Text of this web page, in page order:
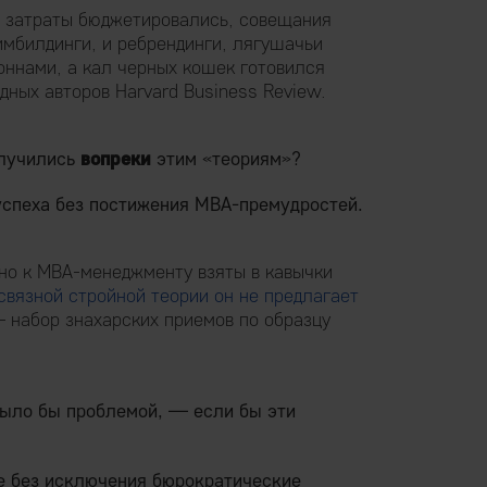
бюджетировались, совещания
и ребрендинги, лягушачьи
а кал черных кошек готовился
авторов Harvard Business Review.
вопреки этим «теориям»?
без постижения MBA-премудростей.
к MBA-менеджменту взяты в кавычки
стройной теории он не предлагает
знахарских приемов по образцу
бы проблемой, — если бы эти
без исключения бюрократические